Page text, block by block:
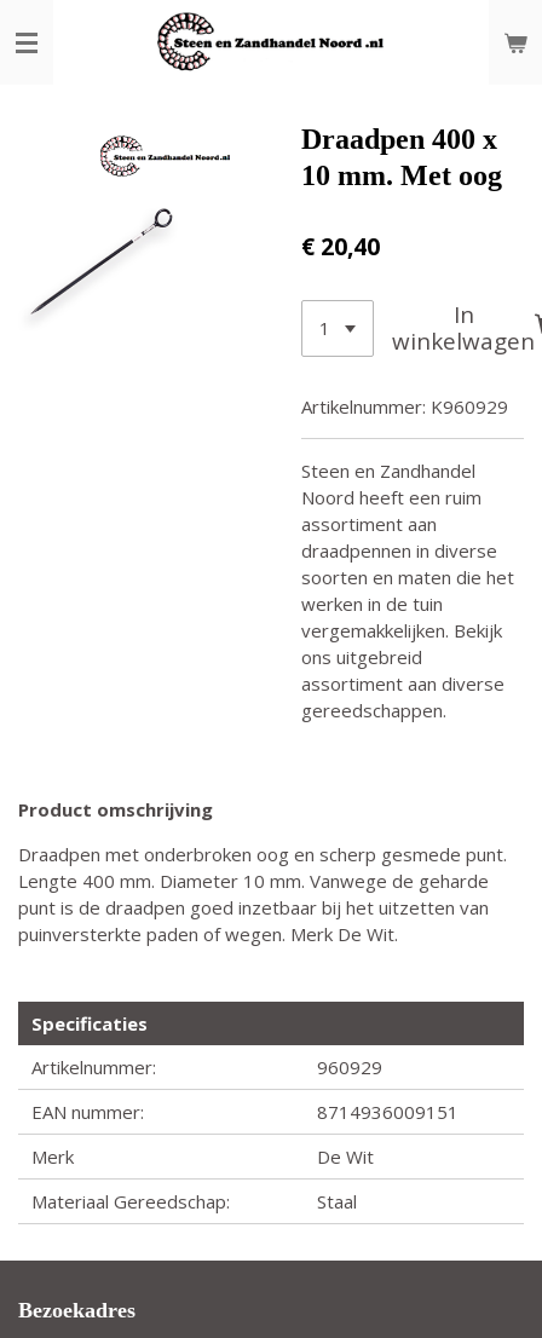
direct
Draadpen 400 x
10 mm. Met oog
€ 20,40
In
winkelwagen
Artikelnummer: K960929
Steen en Zandhandel
Noord heeft een ruim
assortiment aan
draadpennen in diverse
soorten en maten die het
werken in de tuin
vergemakkelijken. Bekijk
ons uitgebreid
assortiment aan diverse
gereedschappen.
Product omschrijving
Draadpen met onderbroken oog en scherp gesmede punt.
Lengte 400 mm. Diameter 10 mm. Vanwege de geharde
punt is de draadpen goed inzetbaar bij het uitzetten van
puinversterkte paden of wegen. Merk De Wit.
Specificaties
Artikelnummer:
960929
EAN nummer:
8714936009151
Merk
De Wit
Materiaal Gereedschap:
Staal
Bezoekadres